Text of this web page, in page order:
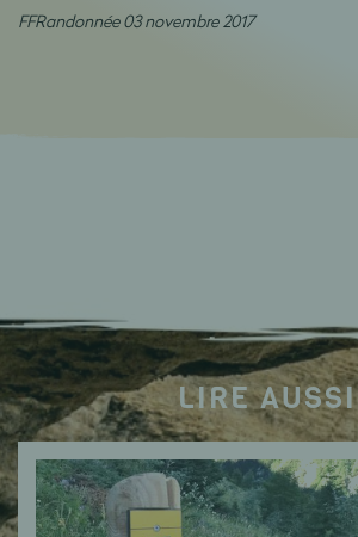
FFRandonnée 03 novembre 2017
LIRE AUSSI